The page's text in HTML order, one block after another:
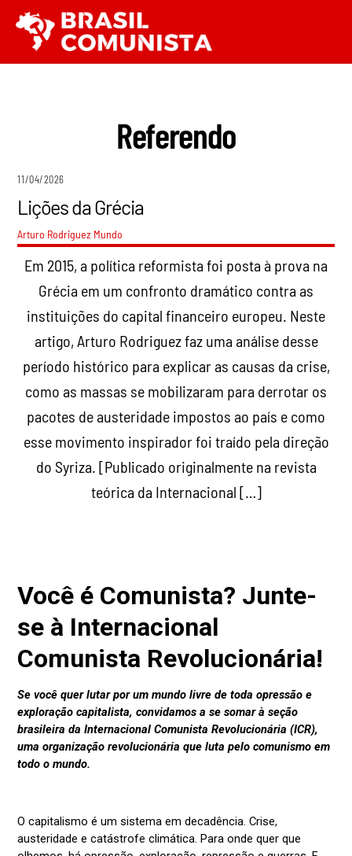
para
o
Referendo
11/04/2026
Lições da Grécia
Arturo Rodriguez Mundo
Em 2015, a política reformista foi posta à prova na
Grécia em um confronto dramático contra as
instituições do capital financeiro europeu. Neste
artigo, Arturo Rodriguez faz uma análise desse
período histórico para explicar as causas da crise,
como as massas se mobilizaram para derrotar os
pacotes de austeridade impostos ao país e como
esse movimento inspirador foi traído pela direção
do Syriza. [Publicado originalmente na revista
teórica da Internacional […]